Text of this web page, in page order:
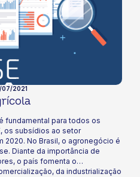
07/2021
fundamental para todos os
os subsídios ao setor
2020. No Brasil, o agronegócio é
Diante da importância de
o país fomenta o
da industrialização